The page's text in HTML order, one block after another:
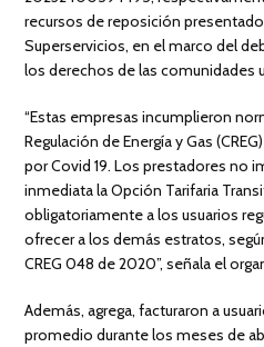
recursos de reposición
Superservicios, en el marco del
los derechos de las comunidades
“Estas empresas incumplieron
Regulación de Energía y Gas
por Covid 19. Los prestadores no
inmediata la Opción Tarifaria
obligatoriamente a los usuarios
ofrecer a los demás estratos,
CREG 048 de 2020”, señala el
Además, agrega, facturaron a
promedio durante los meses de